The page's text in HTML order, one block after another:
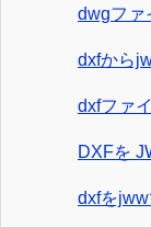
dwgファ
dxfから
dxfファ
DXFを
dxfを